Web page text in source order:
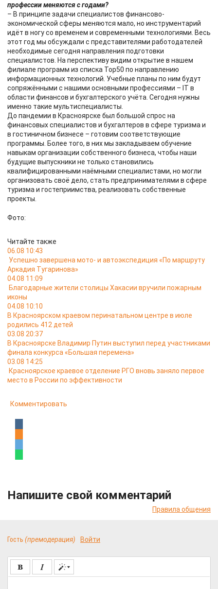
профессии меняются с годами?
– В принципе задачи специалистов финансово-
экономической сферы меняются мало, но инструментарий
идёт в ногу со временем и современными технологиями. Весь
этот год мы обсуждали с представителями работодателей
необходимые сегодня направления подготовки
специалистов. На перспективу видим открытие в нашем
филиале программ из списка Top50 по направлению
информационных технологий. Учебные планы по ним будут
сопряжёнными с нашими основными профессиями – IT в
области финансов и бухгалтерского учёта. Сегодня нужны
именно такие мультиспециалисты.
До пандемии в Красноярске был большой спрос на
финансовых специалистов и бухгалтеров в сфере туризма и
в гостиничном бизнесе – готовим соответствующие
программы. Более того, в них мы закладываем обучение
навыкам организации собственного бизнеса, чтобы наши
будущие выпускники не только становились
квалифицированными наёмными специалистами, но могли
организовать своё дело, стать предпринимателями в сфере
туризма и гостеприимства, реализовать собственные
проекты.
Фото:
Читайте также
06.08 10:43
Успешно завершена мото- и автоэкспедиция «По маршруту
Аркадия Тугаринова»
04.08 11:09
Благодарные жители столицы Хакасии вручили пожарным
иконы
04.08 10:10
В Красноярском краевом перинатальном центре в июле
родились 412 детей
03.08 20:37
В Красноярске Владимир Путин выступил перед участниками
финала конкурса «Большая перемена»
03.08 14:25
Красноярское краевое отделение РГО вновь заняло первое
место в России по эффективности
Комментировать
Напишите свой комментарий
Правила общения
Гость (премодерация) Войти